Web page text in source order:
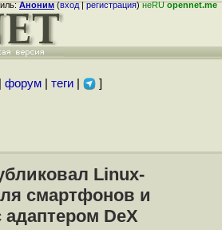
Аноним(вход|регистрация)неRUopennet.me
форум| теги| ]
Linux-
смартфонов и
DeX